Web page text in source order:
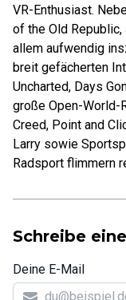
VR-Enthusiast.
of the Old
allem aufwendig
breit gefächerten
Uncharted, Days
große Open-World-
Creed, Point and
Larry sowie
Radsport flimmern
Schreibe
Deine E-Mail